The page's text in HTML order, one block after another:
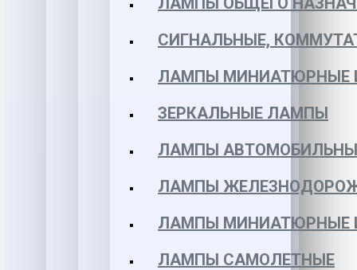
СИГНАЛЬНЫЕ,
ЛАМПЫ МИНИАТЮРНЫЕ
ЗЕРКАЛЬНЫЕ ЛАМПЫ
ЛАМПЫ
ЛАМПЫ
ЛАМПЫ МИНИАТЮРНЫЕ
ЛАМПЫ САМОЛЕТНЫЕ